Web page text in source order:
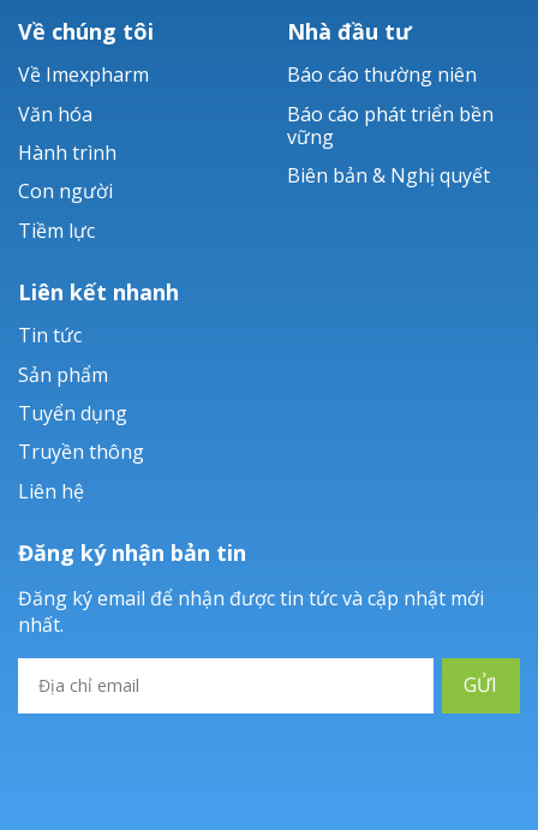
Về chúng tôi
Về Imexpharm
Văn hóa
Hành trình
Con người
Tiềm lực
Nhà đầu tư
Báo cáo thường niên
Báo cáo phát triển bền
vững
Biên bản & Nghị quyết
Liên kết nhanh
Tin tức
Sản phẩm
Tuyển dụng
Truyền thông
Liên hệ
Đăng ký nhận bản tin
Đăng ký email để nhận được tin tức và cập nhật mới
nhất.
GỬI